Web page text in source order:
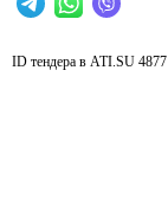
ID тендера в ATI.SU 4877